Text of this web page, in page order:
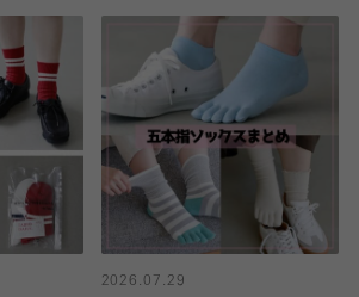
2026.07.29